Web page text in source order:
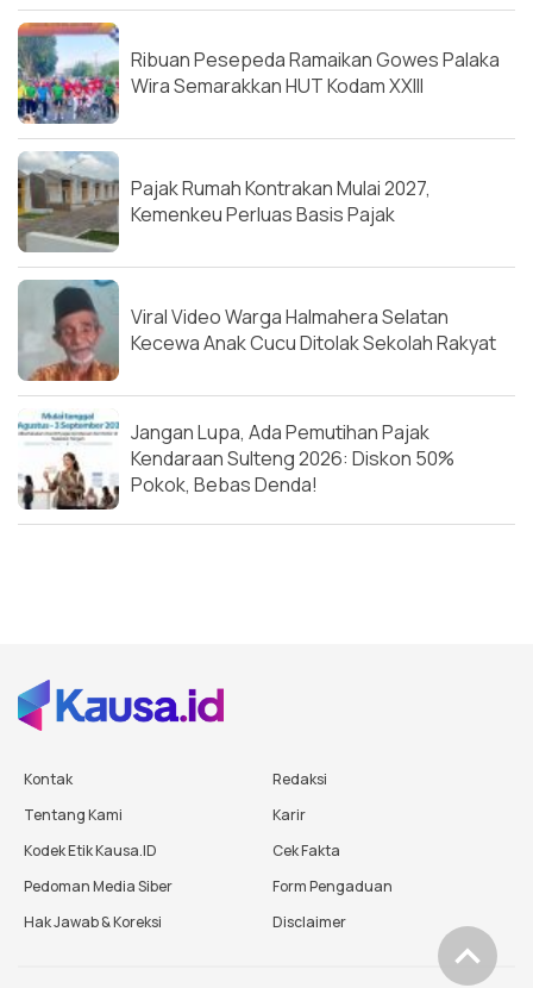
Ribuan Pesepeda Ramaikan Gowes Palaka
Wira Semarakkan HUT Kodam XXIII
Pajak Rumah Kontrakan Mulai 2027,
Kemenkeu Perluas Basis Pajak
Viral Video Warga Halmahera Selatan
Kecewa Anak Cucu Ditolak Sekolah Rakyat
Jangan Lupa, Ada Pemutihan Pajak
Kendaraan Sulteng 2026: Diskon 50%
Pokok, Bebas Denda!
Kontak
Redaksi
Tentang Kami
Karir
Kodek Etik Kausa.ID
Cek Fakta
Pedoman Media Siber
Form Pengaduan
Hak Jawab & Koreksi
Disclaimer